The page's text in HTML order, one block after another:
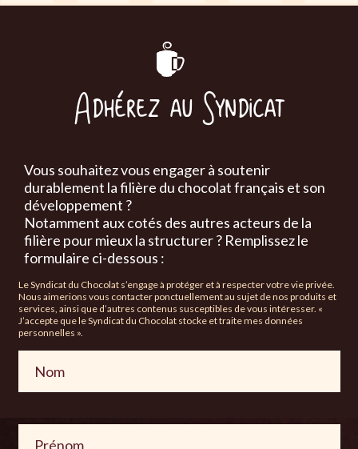
Adhérez au Syndicat
Vous souhaitez vous engager à soutenir
durablement la filière du chocolat français et son
développement ?
Notamment aux cotés des autres acteurs de la
filière pour mieux la structurer ? Remplissez le
formulaire ci-dessous :
Le Syndicat du Chocolat s’engage à protéger et à respecter votre vie privée.
Nous aimerions vous contacter ponctuellement au sujet de nos produits et
services, ainsi que d’autres contenus susceptibles de vous intéresser. «
J’accepte que le Syndicat du Chocolat stocke et traite mes données
personnelles ».